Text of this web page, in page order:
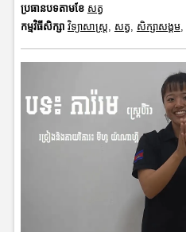
ប្រធានបទតាមខែ សត្វ
កម្មវិធីសិក្សា វិទ្យាសាស្រ្ត, សត្វ, សិក្សាសង្គម,